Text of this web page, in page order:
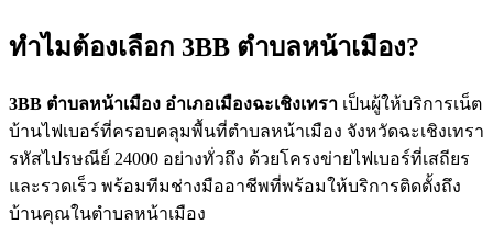
ทำไมต้องเลือก 3BB ตำบลหน้าเมือง?
3BB ตำบลหน้าเมือง อำเภอเมืองฉะเชิงเทรา เป็นผู้ให้บริการเน็ต
บ้านไฟเบอร์ที่ครอบคลุมพื้นที่ตำบลหน้าเมือง จังหวัดฉะเชิงเทรา
รหัสไปรษณีย์ 24000 อย่างทั่วถึง ด้วยโครงข่ายไฟเบอร์ที่เสถียร
และรวดเร็ว พร้อมทีมช่างมืออาชีพที่พร้อมให้บริการติดตั้งถึง
บ้านคุณในตำบลหน้าเมือง